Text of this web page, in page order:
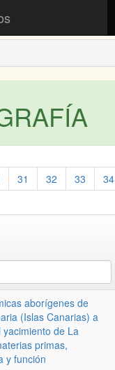
31 32 33 34
aborígenes de
(Islas Canarias) a
yacimiento de La
primas,
y función